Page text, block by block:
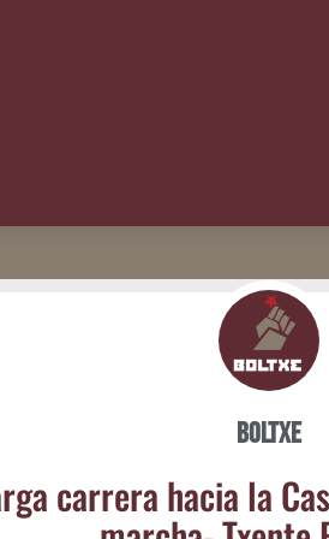
Boltxe
carre­ra hacia la